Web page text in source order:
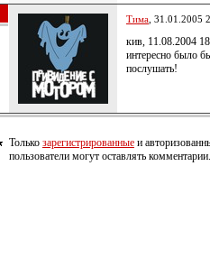
Тима , 31.01.2005
кив, 11.08.2004
интересно было
послушать!
Только зарегистрированные и
пользователи могут оставлять комментарии.